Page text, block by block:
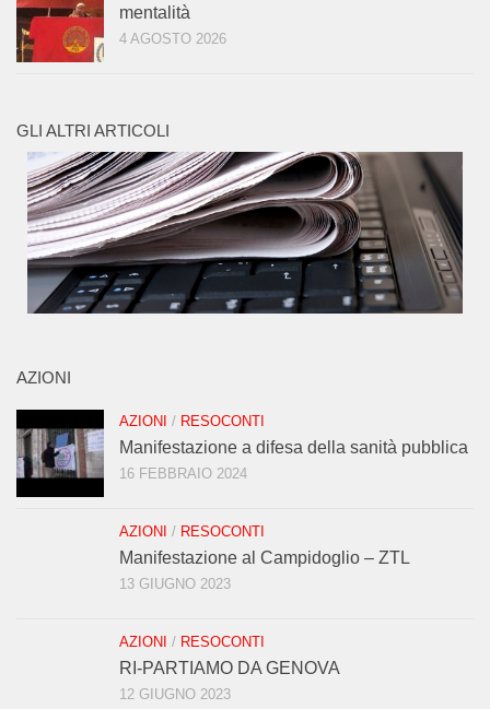
mentalità
4 AGOSTO 2026
GLI ALTRI ARTICOLI
AZIONI
AZIONI / RESOCONTI
Manifestazione a difesa della sanità pubblica
16 FEBBRAIO 2024
AZIONI / RESOCONTI
Manifestazione al Campidoglio – ZTL
13 GIUGNO 2023
AZIONI / RESOCONTI
RI-PARTIAMO DA GENOVA
12 GIUGNO 2023